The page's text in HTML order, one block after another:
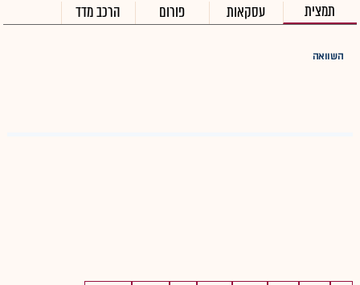
תמצית עסקאות פורום הרכב מדד
השוואה